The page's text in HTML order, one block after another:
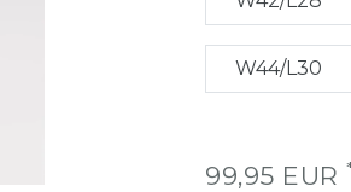
W44/L30
99,95 EUR